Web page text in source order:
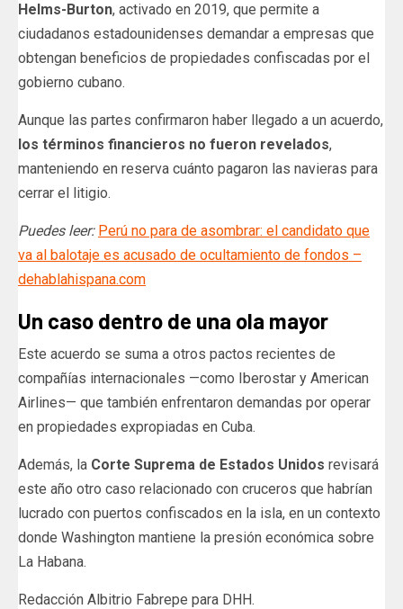
Helms-Burton, activado en 2019, que permite a
ciudadanos estadounidenses demandar a empresas que
obtengan beneficios de propiedades confiscadas por el
gobierno cubano.
Aunque las partes confirmaron haber llegado a un acuerdo,
los términos financieros no fueron revelados,
manteniendo en reserva cuánto pagaron las navieras para
cerrar el litigio.
Puedes leer: Perú no para de asombrar: el candidato que
va al balotaje es acusado de ocultamiento de fondos –
dehablahispana.com
Un caso dentro de una ola mayor
Este acuerdo se suma a otros pactos recientes de
compañías internacionales —como Iberostar y American
Airlines— que también enfrentaron demandas por operar
en propiedades expropiadas en Cuba.
Además, la Corte Suprema de Estados Unidos revisará
este año otro caso relacionado con cruceros que habrían
lucrado con puertos confiscados en la isla, en un contexto
donde Washington mantiene la presión económica sobre
La Habana.
Redacción Albitrio Fabrepe para DHH.